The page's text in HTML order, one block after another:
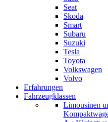
Seat
Skoda
Smart
Subaru
Suzuki
Tesla
Toyota
Volkswagen
Volvo
Erfahrungen
Fahrzeugklassen
Limousinen